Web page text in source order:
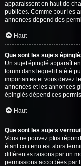
apparaissent en haut de
publiées. Comme pour les
annonces dépend des
Haut
Que sont les sujets
Un sujet épinglé apparaît
forum dans lequel il a été
importantes et vous devez
annonces et les annonces
épinglés dépend des
Haut
Que sont les sujets
Vous ne pouvez plus
étant contenu est alors
différentes raisons par un
permissions accordées par